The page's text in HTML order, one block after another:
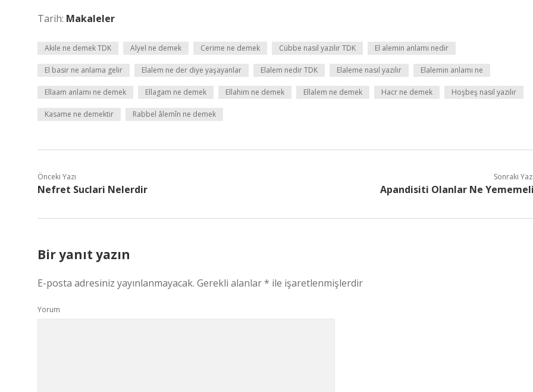
Tarih: Makaleler
Akile ne demek TDK Alyel ne demek Cerime ne demek Cübbe nasıl yazılır TDK El alemin anlamı nedir
El basir ne anlama gelir Elalem ne der diye yaşayanlar Elalem nedir TDK Elaleme nasıl yazılır Elalemin anlamı ne
Ellaam anlamı ne demek Ellagam ne demek Ellahim ne demek Ellalem ne demek Hacr ne demek Hoşbeş nasıl yazılır
Kasame ne demektir Rabbel âlemîn ne demek
Önceki Yazı
Nefret Suclari Nelerdir
Sonraki
Apandisiti Olanlar Ne
Bir yanıt yazın
E-posta adresiniz yayınlanmayacak. Gerekli alanlar* ile işaretlenmişlerdir
Yorum